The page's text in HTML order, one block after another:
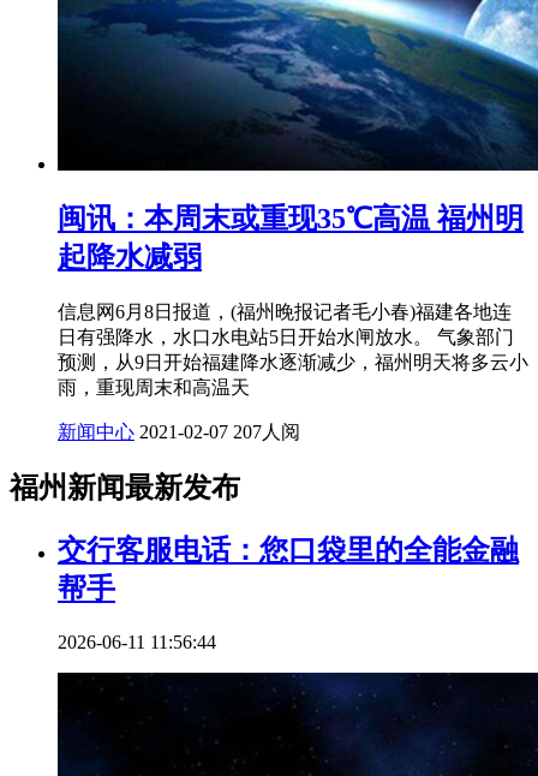
闽讯：本周末或重现35℃高温 福州明
起降水减弱
信息网6月8日报道，(福州晚报记者毛小春)福建各地连
日有强降水，水口水电站5日开始水闸放水。 气象部门
预测，从9日开始福建降水逐渐减少，福州明天将多云小
雨，重现周末和高温天
新闻中心 2021-02-07 207人阅
福州新闻最新发布
交行客服电话：您口袋里的全能金融
帮手
2026-06-11 11:56:44